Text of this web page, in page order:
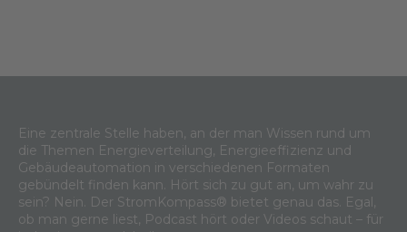
Eine zentrale Stelle haben, an der man Wissen rund um
die Themen Energieverteilung, Energieeffizienz und
Gebäudeautomation in verschiedenen Formaten
gebündelt finden kann. Hört sich zu gut an, um wahr zu
sein? Nein. Der StromKompass® bietet genau das. Egal,
ob man gerne liest, Podcast hört oder Videos schaut – für